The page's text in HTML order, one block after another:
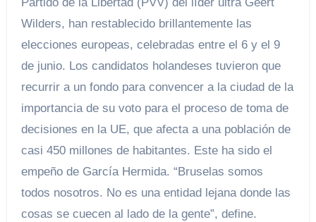
Wilders, han restablecido brillantemente las
elecciones europeas, celebradas entre el 6 y el 9
de junio. Los candidatos holandeses tuvieron que
recurrir a un fondo para convencer a la ciudad de la
importancia de su voto para el proceso de toma de
decisiones en la UE, que afecta a una población de
casi 450 millones de habitantes. Este ha sido el
empeño de García Hermida. “Bruselas somos
todos nosotros. No es una entidad lejana donde las
cosas se cuecen al lado de la gente”, define.